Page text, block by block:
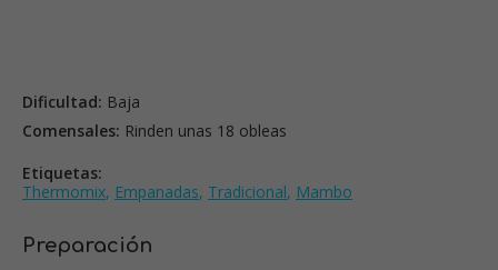
Dificultad: Baja
Comensales: Rinden unas 18 obleas
Etiquetas:
Thermomix, Empanadas, Tradicional, Mambo
Preparación